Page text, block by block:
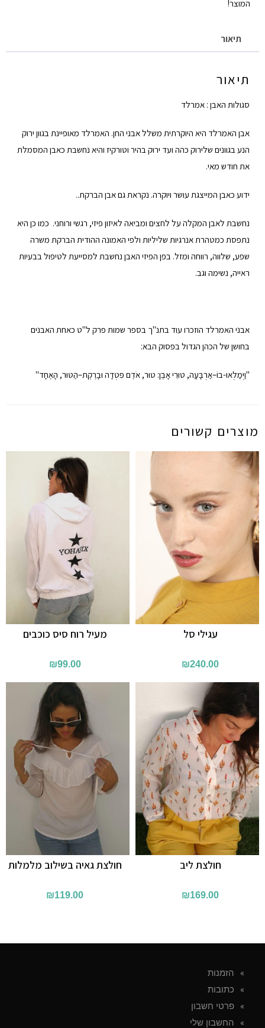
המוצר!
תיאור
תיאור
סגולות האבן : אמרלד
אבן האמרלד היא היוקרתית משלל אבני החן. האמרלד מאופיינת בגוון ירוק
הנע בגוונים שלירוק כהה ועד ירוק בהיר וטורקיז והיא נחשבת כאבן המסמלת
את חודש מאי.
ידוע כאבן המייצגת עושר ויוקרה. נקראת גם אבן הברקת..
נחשבת לאבן המקלה על לחצים ומביאה לאיזון פיזי, רגשי ורוחני. כמו כן היא
נתפסת כמטהרת אנרגיות שליליות ולפי האמונה ההודית הברקת משרה
שפע, שלווה, רווחה ומזל. בפן הפיזי האבן נחשבת למסייעת לטיפול בבעיות
ראייה, נשימה וגב.
אבני האמרלד הוזכרו עוד בתנ"ך בספר שמות פרק ל"ט כאחת האבנים
בחושן של הכהן הגדול בפסוק הבא:
"וַיְמַלְאוּ-בוֹ–אַרְבָּעָה, טוּרֵי אָבֶן: טוּר, אֹדֶם פִּטְדָה וּבָרֶקֶת–הַטּוּר, הָאֶחָד"
מוצרים קשורים
מעיל רוח סיס כוכבים
₪99.00
עגילי סל
₪240.00
חולצת גאיה בשילוב מלמלות
₪119.00
חולצת ליב
₪169.00
הזמנות
כתובות
פרטי חשבון
החשבון שלי